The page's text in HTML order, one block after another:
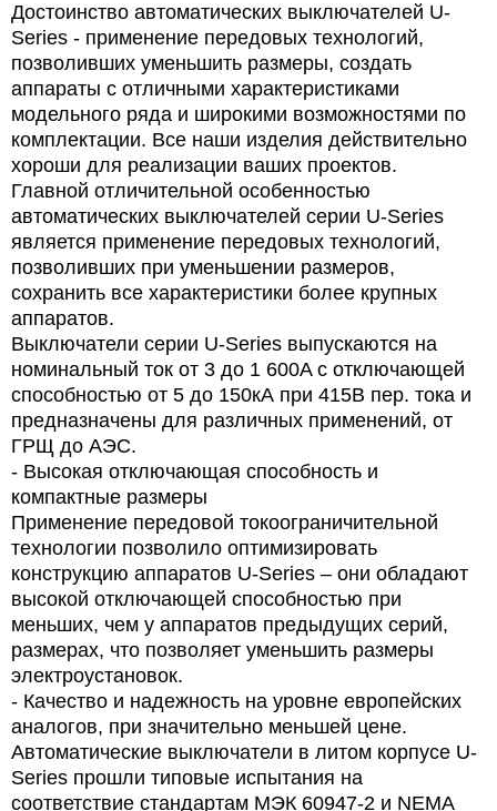
Достоинство автоматических выключателей U-
Series - применение передовых технологий,
позволивших уменьшить размеры, создать
аппараты с отличными характеристиками
модельного ряда и широкими возможностями по
комплектации. Все наши изделия действительно
хороши для реализации ваших проектов.
Главной отличительной особенностью
автоматических выключателей серии U-Series
является применение передовых технологий,
позволивших при уменьшении размеров,
сохранить все характеристики более крупных
аппаратов.
Выключатели серии U-Series выпускаются на
номинальный ток от 3 до 1 600A с отключающей
способностью от 5 до 150кА при 415В пер. тока и
предназначены для различных применений, от
ГРЩ до АЭС.
- Высокая отключающая способность и
компактные размеры
Применение передовой токоограничительной
технологии позволило оптимизировать
конструкцию аппаратов U-Series – они обладают
высокой отключающей способностью при
меньших, чем у аппаратов предыдущих серий,
размерах, что позволяет уменьшить размеры
электроустановок.
- Качество и надежность на уровне европейских
аналогов, при значительно меньшей цене.
Автоматические выключатели в литом корпусе U-
Series прошли типовые испытания на
соответствие стандартам МЭК 60947-2 и NEMA